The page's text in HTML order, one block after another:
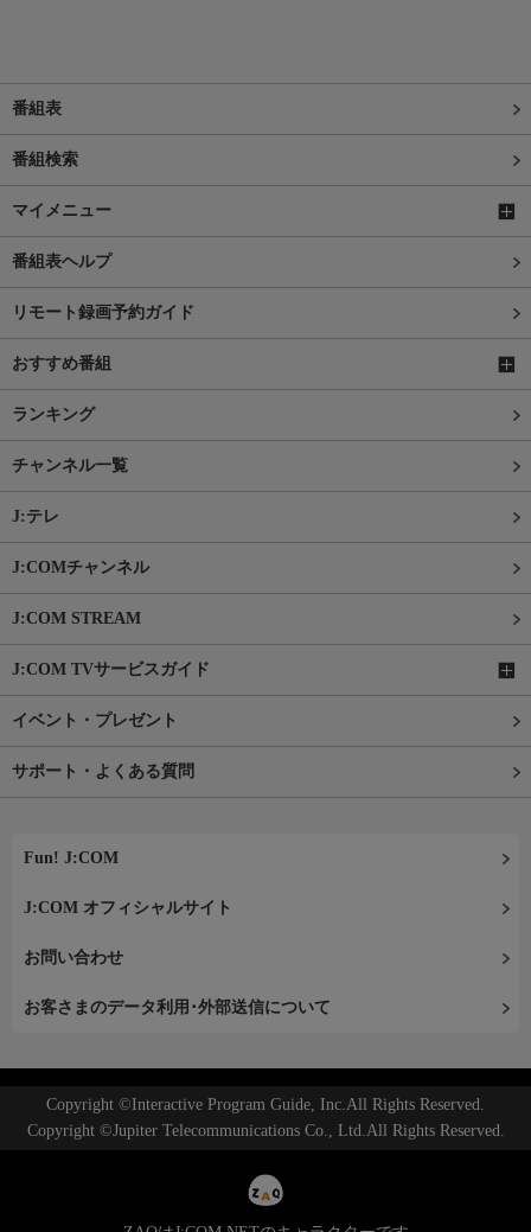
番組表
番組検索
マイメニュー
番組表ヘルプ
リモート録画予約ガイド
おすすめ番組
ランキング
チャンネル一覧
J:テレ
J:COMチャンネル
J:COM STREAM
J:COM TVサービスガイド
イベント・プレゼント
サポート・よくある質問
Fun! J:COM
J:COM オフィシャルサイト
お問い合わせ
お客さまのデータ利用･外部送信について
Copyright ©Interactive Program Guide, Inc.All Rights Reserved.
Copyright ©Jupiter Telecommunications Co., Ltd.All Rights Reserved.